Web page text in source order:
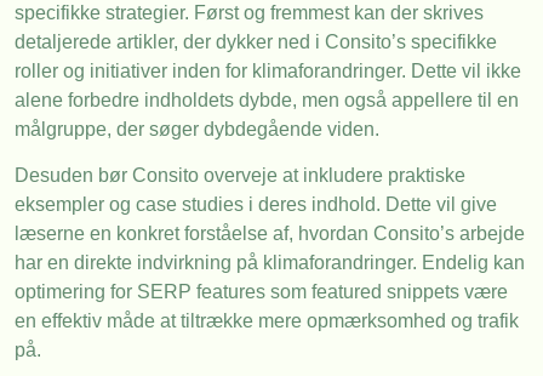
specifikke strategier. Først og fremmest kan der skrives
detaljerede artikler, der dykker ned i Consito’s specifikke
roller og initiativer inden for klimaforandringer. Dette vil ikke
alene forbedre indholdets dybde, men også appellere til en
målgruppe, der søger dybdegående viden.
Desuden bør Consito overveje at inkludere praktiske
eksempler og case studies i deres indhold. Dette vil give
læserne en konkret forståelse af, hvordan Consito’s arbejde
har en direkte indvirkning på klimaforandringer. Endelig kan
optimering for SERP features som featured snippets være
en effektiv måde at tiltrække mere opmærksomhed og trafik
på.